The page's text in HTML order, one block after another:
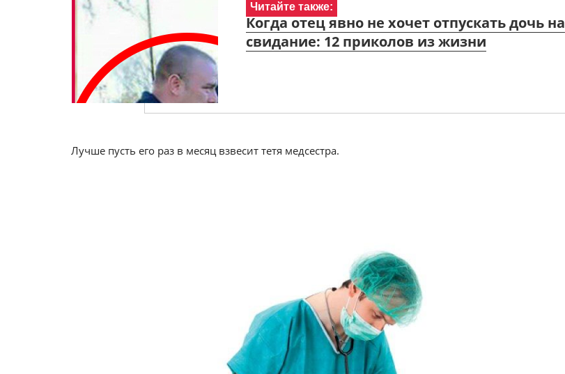
Читайте также:
Когда отец явно не хочет отпускать дочь на
свидание: 12 приколов из жизни
Лучше пусть его раз в месяц взвесит тетя медсестра.